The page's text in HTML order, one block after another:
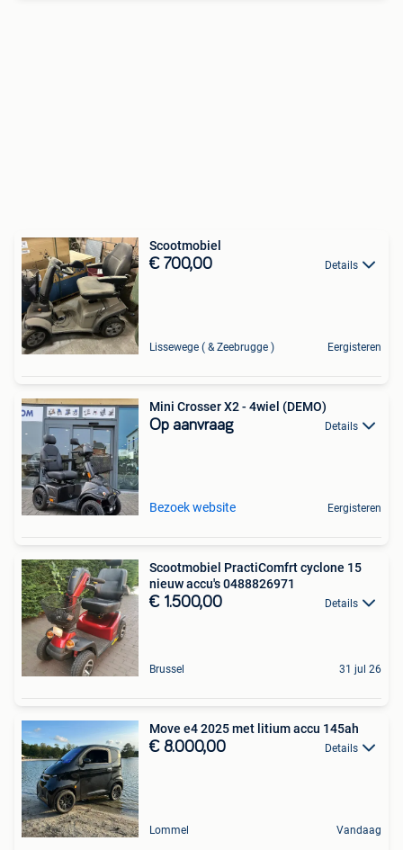
Scootmobiel
€ 700,00 Details
Lissewege ( & Zeebrugge ) Eergisteren
Mini Crosser X2 - 4wiel (DEMO)
Op aanvraag Details
Bezoek website Eergisteren
Scootmobiel PractiComfrt cyclone 15
nieuw accu's 0488826971
€ 1.500,00 Details
Brussel 31 jul 26
Move e4 2025 met litium accu 145ah
€ 8.000,00 Details
Lommel Vandaag